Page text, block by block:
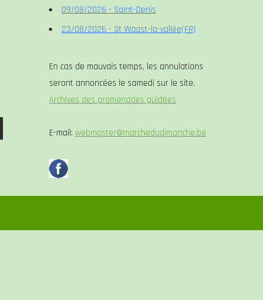
09/08/2026 - Saint-Denis
23/08/2026 - St Waast-la-vallée(FR)
En cas de mauvais temps, les annulations
seront annoncées le samedi sur le site.
Archives des promenades guidées
E-mail: webmaster@marchedudimanche.be